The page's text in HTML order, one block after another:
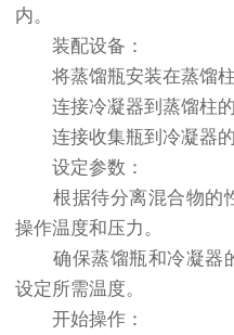
内。
装配设备：
将蒸馏瓶安装在蒸馏柱
连接冷凝器到蒸馏柱的
连接收集瓶到冷凝器的
设定参数：
根据待分离混合物的
操作温度和压力。
确保蒸馏瓶和冷凝器
设定所需温度。
开始操作：